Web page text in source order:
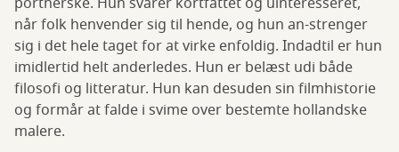
når folk henvender sig til hende, og hun an-strenger
sig i det hele taget for at virke enfoldig. Indadtil er hun
imidlertid helt anderledes. Hun er belæst udi både
filosofi og litteratur. Hun kan desuden sin filmhistorie
og formår at falde i svime over bestemte hollandske
malere.